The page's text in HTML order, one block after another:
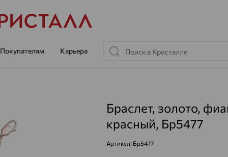
Покупателям Карьера
Браслет, золото,
красный, Бр5477
Артикул: Бр5477